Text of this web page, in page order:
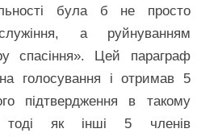
була б не просто
а руйнуванням
спасіння». Цей параграф
голосування і отримав 5
підтвердження в такому
тоді як інші 5 членів